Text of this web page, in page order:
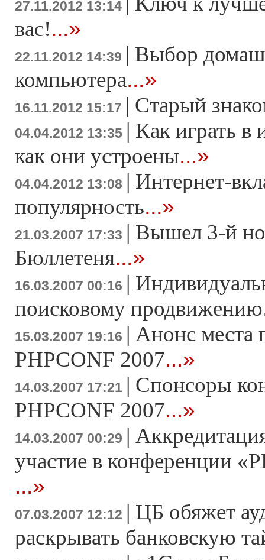
27.11.2012 13:14
вас!...»
22.11.2012 14:39 | Выбор
компьютера...»
16.11.2012 15:17 | Старый
04.04.2012 13:35 | Как играть в
как они устроены...»
04.04.2012 13:08 | Интернет-
популярность...»
21.03.2007 17:33 | Вышел 3-й
Бюллетеня...»
16.03.2007 00:16 |
поисковому продвижению
15.03.2007 19:16 | Анонс места
PHPCONF 2007...»
14.03.2007 17:21 | Спонсоры
PHPCONF 2007...»
14.03.2007 00:29 |
участие в конференции
...»
07.03.2007 12:12 | ЦБ обяжет
раскрывать банковскую